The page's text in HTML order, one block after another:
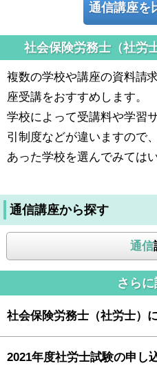
通信講座を
社会保険労務士（社労
複数の学校や講座の資料請
座受講をおすすめします。
学校によって受講料や学習
引制度などが違いますので
あった学校を選んでみては
通信講座から探す
通信
さらに
社会保険労務士（社労士）
2021年度社労士試験の申し